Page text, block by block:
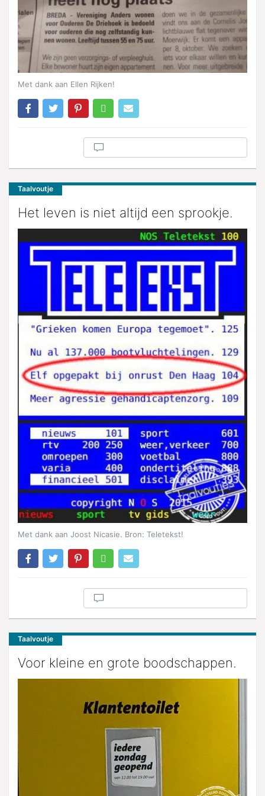
Met dank aan Ellen Rijken!
Taalvoutje
Het leven is niet altijd een sprookje.
Met dank aan Joost Nicasie. Bron: Teletekst!
Taalvoutje
Voor kleine en grote boodschappen.